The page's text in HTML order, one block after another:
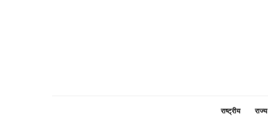
राष्ट्रीय राज्य